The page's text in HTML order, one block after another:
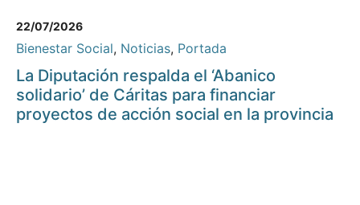
22/07/2026
Bienestar Social, Noticias, Portada
La Diputación respalda el ‘Abanico
solidario’ de Cáritas para financiar
proyectos de acción social en la provincia